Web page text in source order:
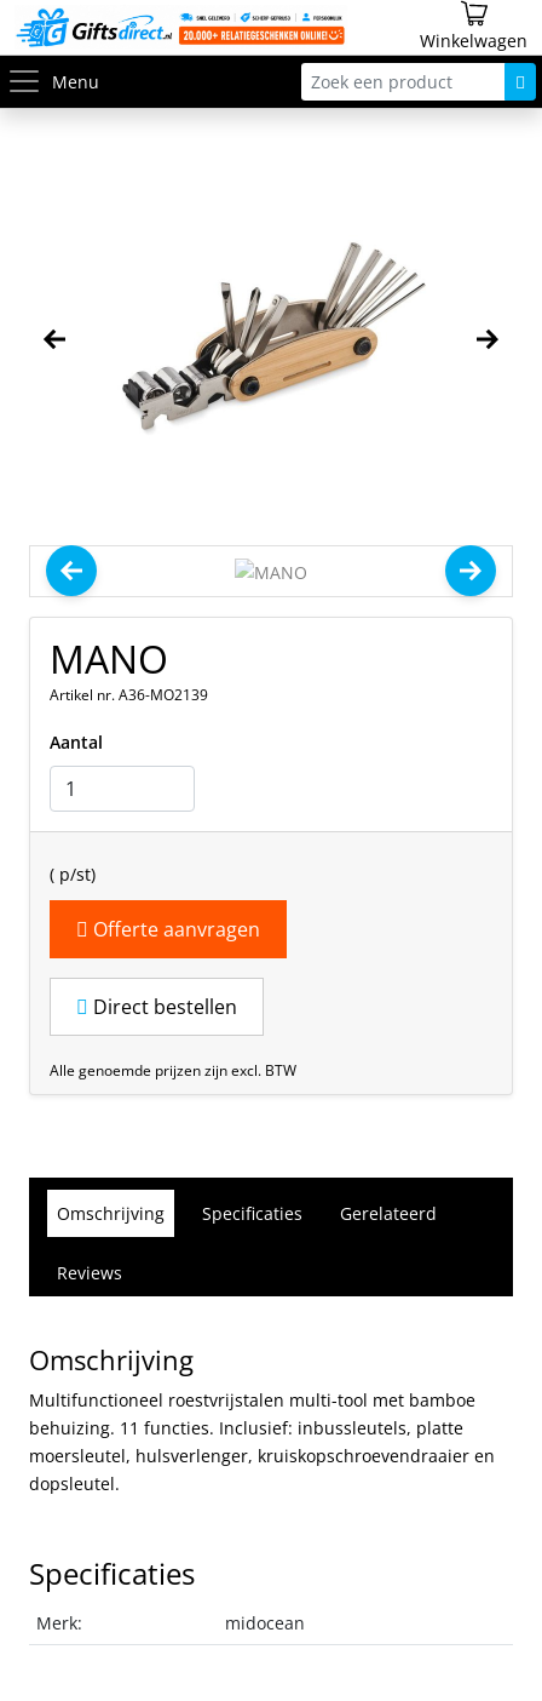
Winkelwagen
Menu
MANO
Artikel nr. A36-MO2139
Aantal
( p/st)
Offerte aanvragen
Direct bestellen
Alle genoemde prijzen zijn excl. BTW
Omschrijving Specificaties Gerelateerd
Reviews
Omschrijving
Multifunctioneel roestvrijstalen multi-tool met bamboe
behuizing. 11 functies. Inclusief: inbussleutels, platte
moersleutel, hulsverlenger, kruiskopschroevendraaier en
dopsleutel.
Specificaties
Merk: midocean